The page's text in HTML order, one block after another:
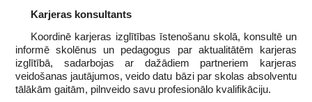
Karjeras konsultants
Koordinē karjeras izglītības īstenošanu skolā, konsultē un
informē skolēnus un pedagogus par aktualitātēm karjeras
izglītībā, sadarbojas ar dažādiem partneriem karjeras
veidošanas jautājumos, veido datu bāzi par skolas absolventu
tālākām gaitām, pilnveido savu profesionālo kvalifikāciju.